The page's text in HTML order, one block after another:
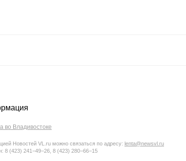
во Владивостоке
Новостей VL.ru можно связаться по адресу: lenta@newsvl.ru
8 (423) 241−49−26, 8 (423) 280−66−15